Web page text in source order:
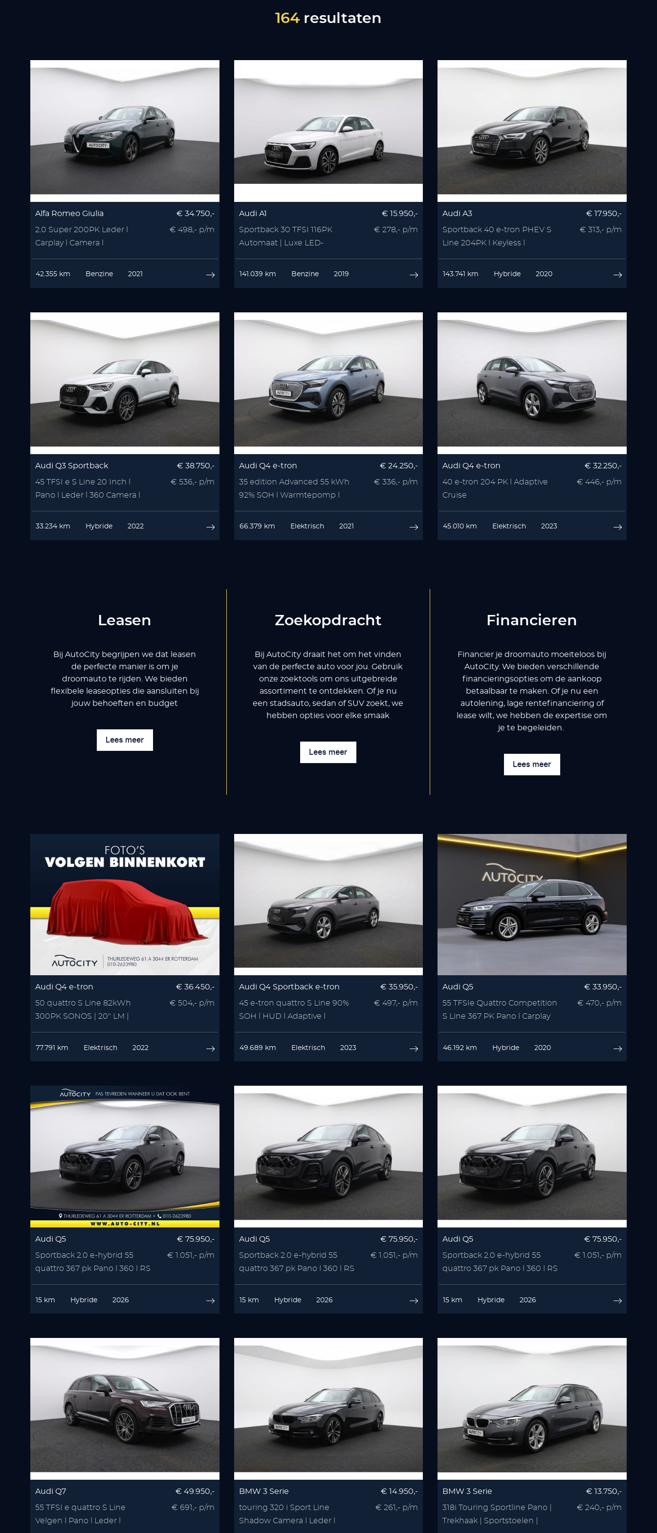
164 resultaten
Alfa Romeo Giulia
2.0 Super 200PK Leder l
Carplay l Camera l
€ 34.750,-
€ 498,- p/m
42.355 km Benzine 2021
Audi A1
Sportback 30 TFSI 116PK
Automaat | Luxe LED-
€ 15.950,-
€ 278,- p/m
141.039 km Benzine 2019
Audi A3
Sportback 40 e-tron PHEV S
Line 204PK l Keyless l
€ 17.950,-
€ 313,- p/m
143.741 km Hybride 2020
Audi Q3 Sportback
45 TFSI e S Line 20 Inch l
Pano l Leder l 360 Camera l
€ 38.750,-
€ 536,- p/m
33.234 km Hybride 2022
Audi Q4 e-tron
35 edition Advanced 55 kWh
92% SOH l Warmtepomp l
€ 24.250,-
€ 336,- p/m
66.379 km Elektrisch 2021
Audi Q4 e-tron
40 e-tron 204 PK l Adaptive
Cruise
€ 32.250,-
€ 446,- p/m
45.010 km Elektrisch 2023
Leasen
Bij AutoCity begrijpen we dat leasen
de perfecte manier is om je
droomauto te rijden. We bieden
flexibele leaseopties die aansluiten bij
jouw behoeften en budget
Lees meer
Zoekopdracht
Bij AutoCity draait het om het vinden
van de perfecte auto voor jou. Gebruik
onze zoektools om ons uitgebreide
assortiment te ontdekken. Of je nu
een stadsauto, sedan of SUV zoekt, we
hebben opties voor elke smaak
Lees meer
Financieren
Financier je droomauto moeiteloos bij
AutoCity. We bieden verschillende
financieringsopties om de aankoop
betaalbaar te maken. Of je nu een
autolening, lage rentefinanciering of
lease wilt, we hebben de expertise om
je te begeleiden.
Lees meer
Audi Q4 e-tron
50 quattro S Line 82kWh
300PK SONOS | 20" LM |
€ 36.450,-
€ 504,- p/m
77.791 km Elektrisch 2022
Audi Q4 Sportback e-tron
45 e-tron quattro S Line 90%
SOH l HUD l Adaptive l
€ 35.950,-
€ 497,- p/m
49.689 km Elektrisch 2023
Audi Q5
55 TFSIe Quattro Competition
S Line 367 PK Pano l Carplay
€ 33.950,-
€ 470,- p/m
46.192 km Hybride 2020
Audi Q5
Sportback 2.0 e-hybrid 55
quattro 367 pk Pano l 360 l RS
€ 75.950,-
€ 1.051,- p/m
15 km Hybride 2026
Audi Q5
Sportback 2.0 e-hybrid 55
quattro 367 pk Pano l 360 l RS
€ 75.950,-
€ 1.051,- p/m
15 km Hybride 2026
Audi Q5
Sportback 2.0 e-hybrid 55
quattro 367 pk Pano l 360 l RS
€ 75.950,-
€ 1.051,- p/m
15 km Hybride 2026
Audi Q7
55 TFSI e quattro S Line
Velgen l Pano l Leder l
€ 49.950,-
€ 691,- p/m
BMW 3 Serie
touring 320 i Sport Line
Shadow Camera l Leder l
€ 14.950,-
€ 261,- p/m
BMW 3 Serie
318i Touring Sportline Pano |
Trekhaak | Sportstoelen |
€ 13.750,-
€ 240,- p/m